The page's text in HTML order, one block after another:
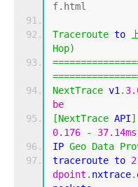
f.html
Traceroute to
Hop)
NextTrace v1 .
be
[NextTrace API]
0.176
- 37.14ms
IP Geo Data
traceroute to
dpoint . nxtrace.